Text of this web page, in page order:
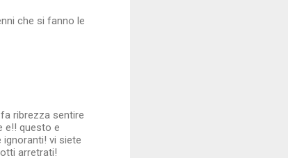
che si fanno le
ribrezza sentire
e!! questo e
vi siete
arretrati!